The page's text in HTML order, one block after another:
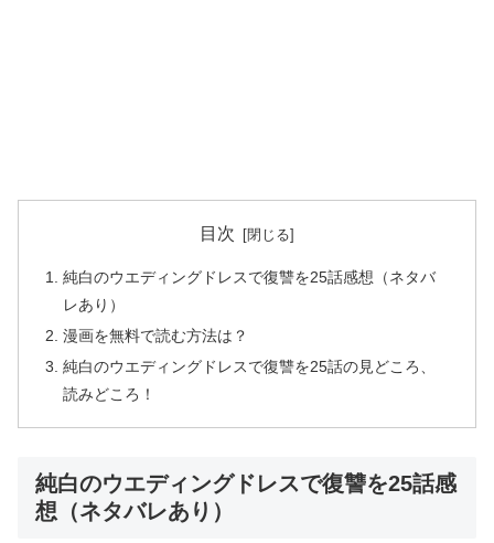
目次
純白のウエディングドレスで復讐を25話感想（ネタバ
レあり）
漫画を無料で読む方法は？
純白のウエディングドレスで復讐を25話の見どころ、
読みどころ！
純白のウエディングドレスで復讐を25話感
想（ネタバレあり）